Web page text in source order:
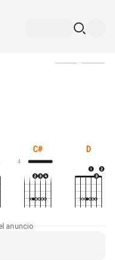
C#
4
D
anuncio